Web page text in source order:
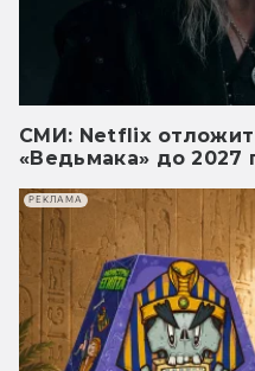
СМИ: Netflix
«Ведьмака» до 2027
РЕКЛАМА